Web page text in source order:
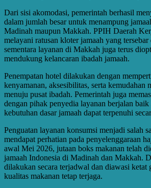
Dari sisi akomodasi, pemerintah berhasil
dalam jumlah besar untuk menampung
Madinah maupun Makkah. PPIH Daerah
melayani ratusan kloter jamaah yang
sementara layanan di Makkah juga terus
mendukung kelancaran ibadah jamaah.
Penempatan hotel dilakukan dengan
kenyamanan, aksesibilitas, serta kemudahan
menuju pusat ibadah. Pemerintah juga
dengan pihak penyedia layanan berjalan baik
kebutuhan dasar jamaah dapat terpenuhi
Penguatan layanan konsumsi menjadi salah
mendapat perhatian pada penyelenggaraan
awal Mei 2026, jutaan boks makanan telah
jamaah Indonesia di Madinah dan Makkah.
dilakukan secara terjadwal dan diawasi ketat
kualitas makanan tetap terjaga.